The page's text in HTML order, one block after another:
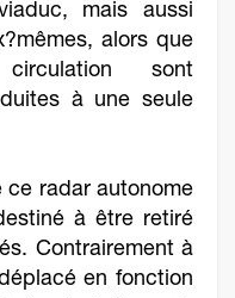
mais aussi
alors que
sont
à une seule
radar autonome
à être retiré
Contrairement à
en fonction